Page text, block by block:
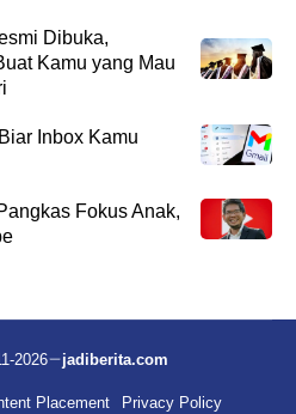
Dibuka,
Kamu yang Mau
Inbox Kamu
Fokus Anak,
2026 jadiberita.com
Placement Privacy Policy